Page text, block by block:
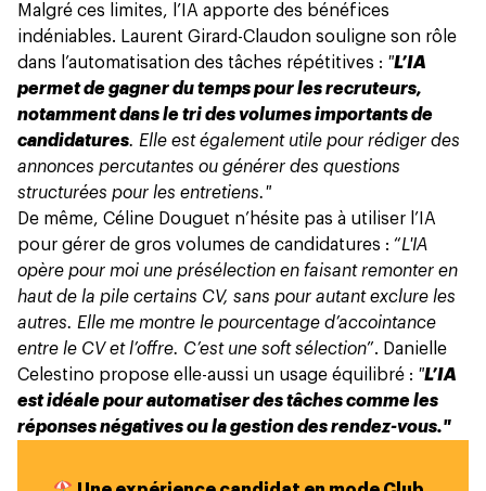
Malgré ces limites,
l’IA apporte des bénéfices
indéniables. Laurent Girard-Claudon souligne son rôle
dans l’automatisation des tâches répétitives : "L’IA
permet de gagner du temps pour les recruteurs,
notamment dans le tri des volumes importants de
candidatures. Elle est également utile pour rédiger des
annonces percutantes ou générer des questions
structurées pour les entretiens."
De même, Céline Douguet n’hésite pas à utiliser l’IA
pour gérer de gros volumes de candidatures : “L'IA
opère pour moi une présélection en faisant remonter en
haut de la pile certains CV, sans pour autant exclure les
autres. Elle me montre le pourcentage d’accointance
entre le CV et l’offre. C’est une soft sélection”. Danielle
Celestino propose elle-aussi un usage équilibré : "L’IA
est idéale pour automatiser des tâches comme les
réponses négatives ou la gestion des rendez-vous."